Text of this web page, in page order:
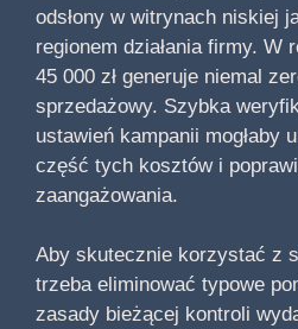
odsłony w witrynach niskiej
regionem działania firmy. W
45 000 zł generuje niemal
sprzedażowy. Szybka
ustawień kampanii mogłaby
część tych kosztów i
zaangażowania.
Aby skutecznie korzystać z
trzeba eliminować typowe
zasady bieżącej kontroli